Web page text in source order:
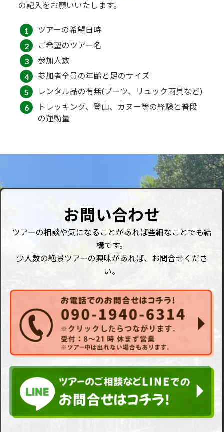
の記入をお願いいたします。
ツアーの希望日時
ご希望のツアー名
参加人数
参加者全員の年齢と足のサイズ
レンタル品の有無(ブーツ、リュック雨具など)
トレッキング、登山、カヌー等の経験と普段
の運動量
お問い合わせ
ツアーの相談や気になることがあれば些細なことでも結
構です。
少人数の絶景ツアーの興味があれば、お問合せくださ
い。